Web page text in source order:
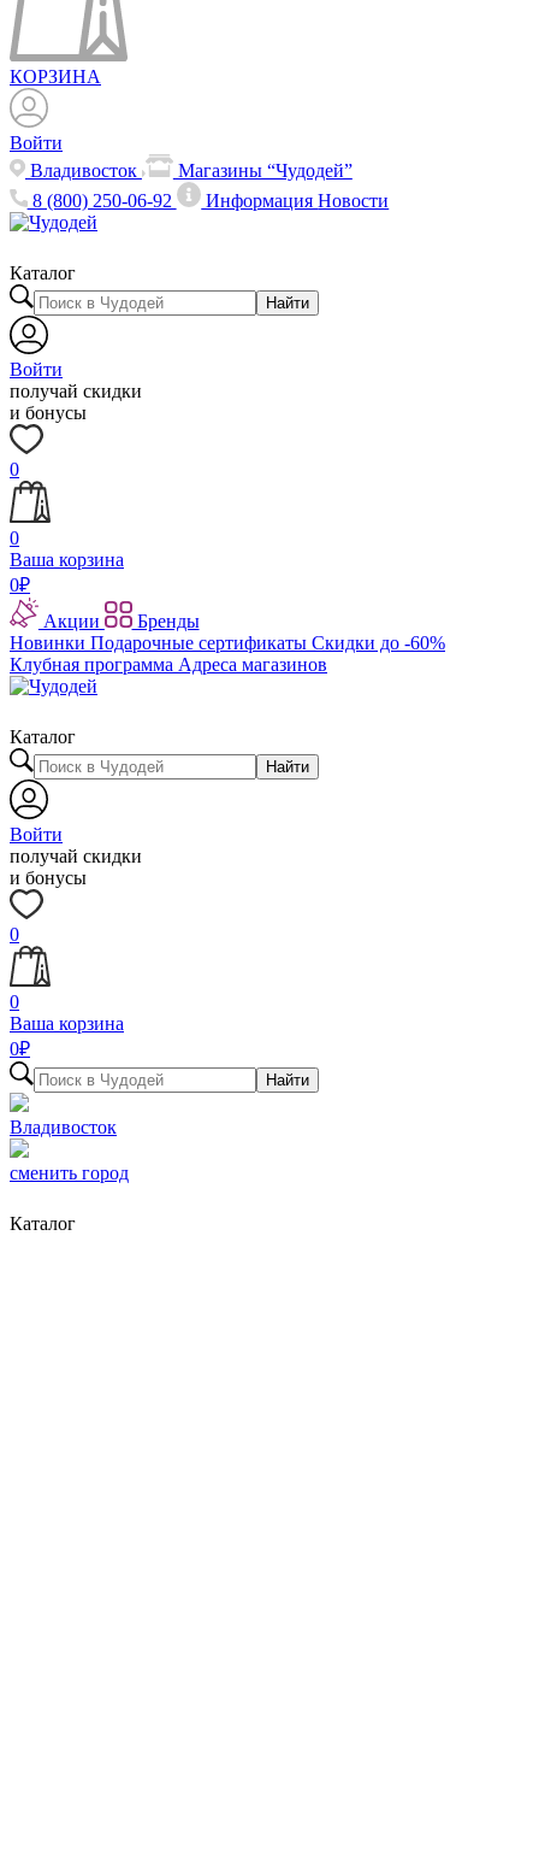
КОРЗИНА
Войти
Владивосток
Магазины “Чудодей”
8 (800) 250-06-92
ИнформацияНовости
Каталог
Найти
Войти
получай скидки
и бонусы
0
0
Ваша корзина
0₽
Акции
Бренды
Новинки Подарочные сертификаты Скидки до -60%
Клубная программа Адреса магазинов
Каталог
Найти
Войти
получай скидки
и бонусы
0
0
Ваша корзина
0₽
Найти
Владивосток
сменить город
Каталог